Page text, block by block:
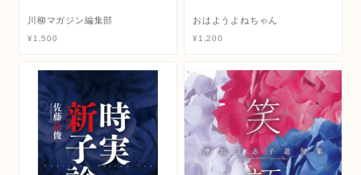
川柳マガジン編集部
¥1,500
おはようよねちゃん
¥1,200